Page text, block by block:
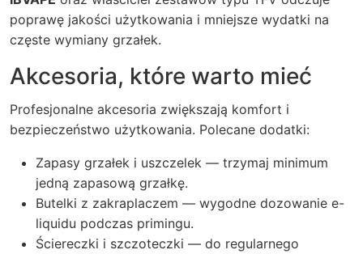
poprawę jakości użytkowania i mniejsze wydatki na
częste wymiany grzałek.
Akcesoria, które warto mieć
Profesjonalne akcesoria zwiększają komfort i
bezpieczeństwo użytkowania. Polecane dodatki:
Zapasy grzałek i uszczelek — trzymaj minimum
jedną zapasową grzałkę.
Butelki z zakraplaczem — wygodne dozowanie e-
liquidu podczas primingu.
Ściereczki i szczoteczki — do regularnego